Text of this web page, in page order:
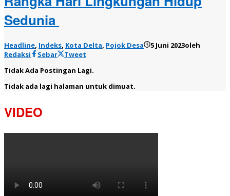
Sedunia
Headline Indeks Kota Delta Pojok Desa 5 Juni 2023oleh
Redaksi
Sebar
Tweet
Tidak Ada Postingan Lagi.
Tidak ada lagi halaman untuk dimuat.
VIDEO